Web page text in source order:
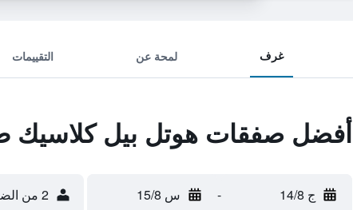
غرف لمحة عن التقييمات
أفضل صفقات هوتل بيل كلاسيك
ج 14/8 - س 15/8 2 من الضيوف، غرفة واحدة